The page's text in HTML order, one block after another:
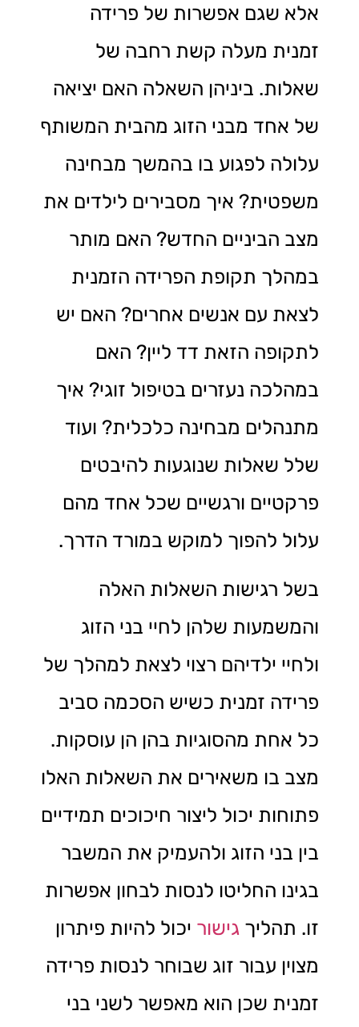
אלא שגם אפשרות של פרידה
זמנית מעלה קשת רחבה של
שאלות. ביניהן השאלה האם יציאה
של אחד מבני הזוג מהבית המשותף
עלולה לפגוע בו בהמשך מבחינה
משפטית? איך מסבירים לילדים את
מצב הביניים החדש? האם מותר
במהלך תקופת הפרידה הזמנית
לצאת עם אנשים אחרים? האם יש
לתקופה הזאת דד ליין? האם
במהלכה נעזרים בטיפול זוגי? איך
מתנהלים מבחינה כלכלית? ועוד
שלל שאלות שנוגעות להיבטים
פרקטיים ורגשיים שכל אחד מהם
עלול להפוך למוקש במורד הדרך.
בשל רגישות השאלות האלה
והמשמעות שלהן לחיי בני הזוג
ולחיי ילדיהם רצוי לצאת למהלך של
פרידה זמנית כשיש הסכמה סביב
כל אחת מהסוגיות בהן הן עוסקות.
מצב בו משאירים את השאלות האלו
פתוחות יכול ליצור חיכוכים תמידיים
בין בני הזוג ולהעמיק את המשבר
בגינו החליטו לנסות לבחון אפשרות
זו. תהליך גישור יכול להיות פיתרון
מצוין עבור זוג שבוחר לנסות פרידה
זמנית שכן הוא מאפשר לשני בני